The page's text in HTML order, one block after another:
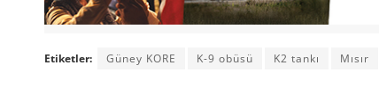
Etiketler: Güney KORE K-9 obüsü K2 tankı Mısır